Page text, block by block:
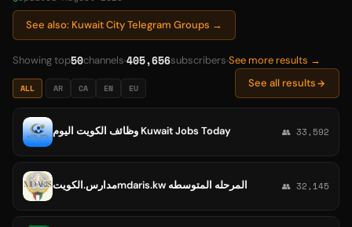
See also: Kuwait City Telegram Groups →
Showing top50channels 405,656subscribers See more results →
ALL AR CA EN EU See all results
وظائف الكويت اليوم Kuwait Jobs Today 👥 33,592
مدارس.الكويتmdaris.kw المرحله المتوسطه 👥 32,145